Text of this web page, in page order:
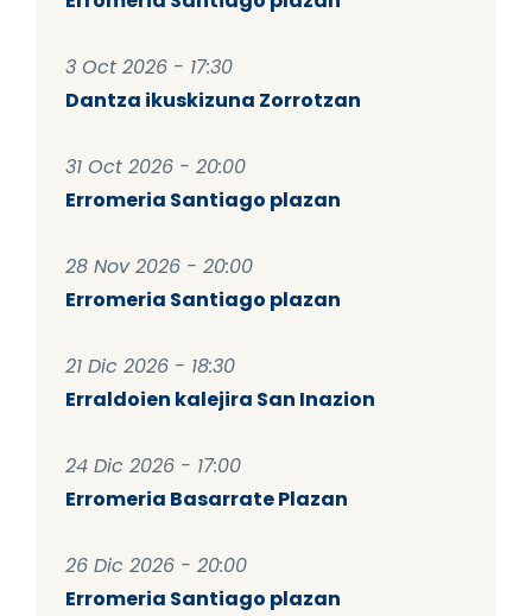
3 Oct 2026 - 17:30
Dantza ikuskizuna Zorrotzan
31 Oct 2026 - 20:00
Erromeria Santiago plazan
28 Nov 2026 - 20:00
Erromeria Santiago plazan
21 Dic 2026 - 18:30
Erraldoien kalejira San Inazion
24 Dic 2026 - 17:00
Erromeria Basarrate Plazan
26 Dic 2026 - 20:00
Erromeria Santiago plazan